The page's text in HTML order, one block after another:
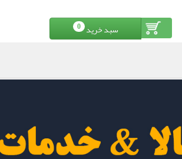
سبد خرید 0